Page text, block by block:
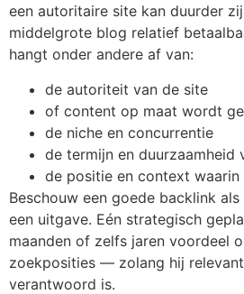
een autoritaire site kan duurder
middelgrote blog relatief
hangt onder andere af van:
de autoriteit van de site
of content op maat wordt
de niche en concurrentie
de termijn en duurzaamheid
de positie en context
Beschouw een goede backlink
een uitgave. Eén strategisch
maanden of zelfs jaren voordeel
zoekposities — zolang hij
verantwoord is.